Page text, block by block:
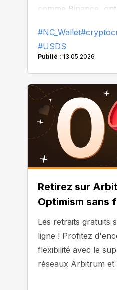
comme Binance,
liste.
#NC_Wallet
#USDS
Publié : 13.05.2026
Retirez sur
Optimism sans
Les retraits gratuits
ligne ! Profitez
flexibilité avec le
réseaux Arbitrum et